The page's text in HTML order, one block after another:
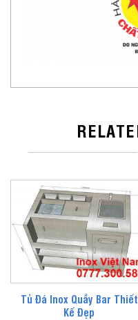
Tủ Đá Inox Quầy Bar Thiết
Kế Đẹp